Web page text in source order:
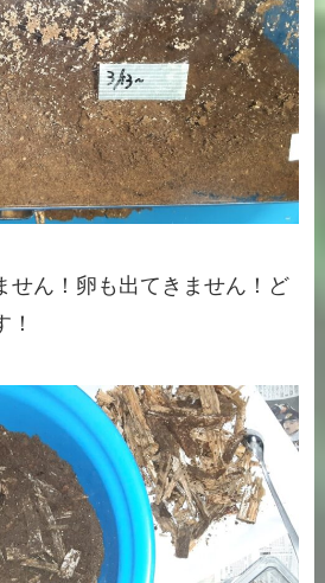
せん！卵も出てきません！ど